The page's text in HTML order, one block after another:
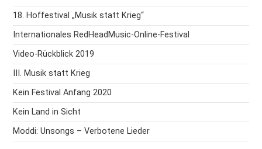
18. Hoffestival „Musik statt Krieg“
Internationales RedHeadMusic-Online-Festival
Video-Rückblick 2019
III. Musik statt Krieg
Kein Festival Anfang 2020
Kein Land in Sicht
Moddi: Unsongs – Verbotene Lieder